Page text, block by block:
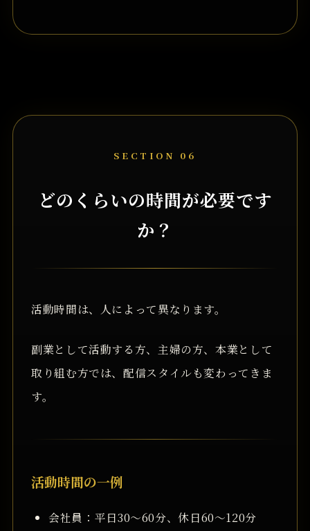
SECTION 06
どのくらいの時間が必要です
か？
活動時間は、人によって異なります。
副業として活動する方、主婦の方、本業として
取り組む方では、配信スタイルも変わってきま
す。
活動時間の一例
会社員：平日30〜60分、休日60〜120分